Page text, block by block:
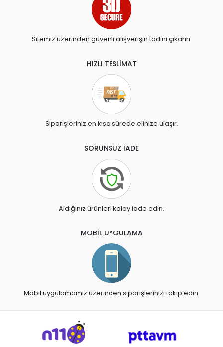
Sitemiz üzerinden güvenli alışverişin tadını çıkarın.
HIZLI TESLİMAT
Siparişleriniz en kısa sürede elinize ulaşır.
SORUNSUZ İADE
Aldığınız ürünleri kolay iade edin.
MOBİL UYGULAMA
Mobil uygulamamız üzerinden siparişlerinizi takip edin.